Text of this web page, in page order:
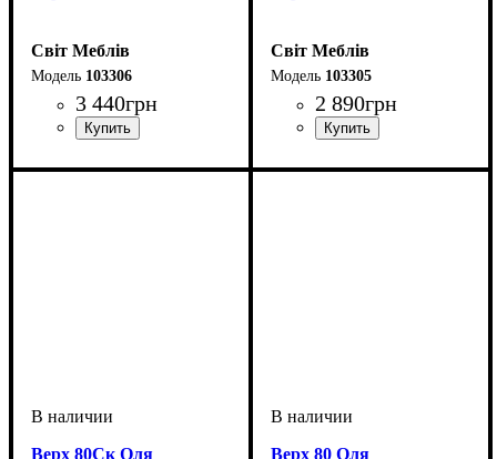
Світ Меблів
103306
3 440грн
Світ Меблів
103305
2 890грн
Верх 80Ск Оля Верх 80 Оля